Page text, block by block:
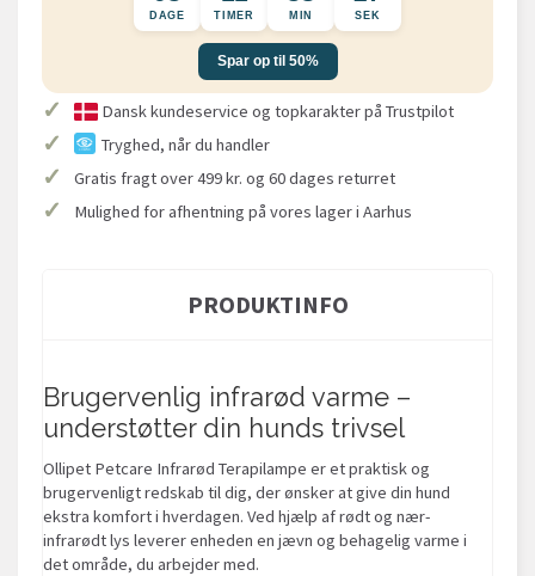
DAGE TIMER MIN SEK
Spar op til 50%
✓ Dansk kundeservice og topkarakter på Trustpilot
✓ Tryghed, når du handler
✓ Gratis fragt over 499 kr. og 60 dages returret
✓ Mulighed for afhentning på vores lager i Aarhus
PRODUKTINFO
Brugervenlig infrarød varme –
understøtter din hunds trivsel
Ollipet Petcare Infrarød Terapilampe er et praktisk og
brugervenligt redskab til dig, der ønsker at give din hund
ekstra komfort i hverdagen. Ved hjælp af rødt og nær-
infrarødt lys leverer enheden en jævn og behagelig varme i
det område, du arbejder med.